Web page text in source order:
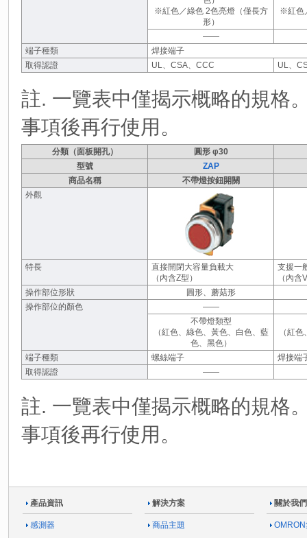
※紅色／綠色 2色亮燈（僅長方
形）
※紅色
――
端子種類
焊接端子
取得認證
UL、CSA、CCC UL、
註. 一覽表中僅揭示概略的規格
事項後再行使用。
分類（面板開孔）
圓形 φ30
型號
ZAP
商品名稱
不帶燈按鈕開關
外觀
特長
直接開閉大容量負載大
（內含Z型）
支援一
（內含
操作部位形狀
圓形、蘑菇形
操作部位的顏色
――
不帶燈類型
（紅色、綠色、黃色、白色、藍
色、黑色）
（紅
端子種類 螺絲端子
焊接端
取得認證
――
註. 一覽表中僅揭示概略的規格
事項後再行使用。
產品資訊
感測器
解決方案
商品主題
關於我們